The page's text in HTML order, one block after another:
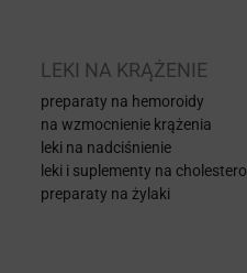
LEKI NA KRĄŻENIE
preparaty na hemoroidy
na wzmocnienie krążenia
leki na nadciśnienie
leki i suplementy na cholesterol
preparaty na żylaki